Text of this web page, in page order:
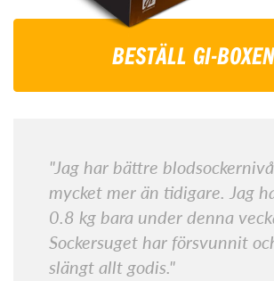
BESTÄLL GI-
"Jag har bättre
mycket mer än tidigare. Jag
0.8 kg bara under denna
Sockersuget har försvunnit
slängt allt godis."